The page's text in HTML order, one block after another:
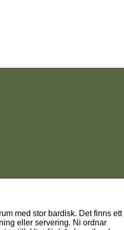
med stor bardisk. Det finns ett
eller servering. Ni ordnar